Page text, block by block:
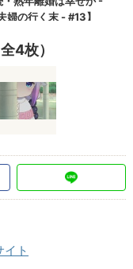
4枚）
イト